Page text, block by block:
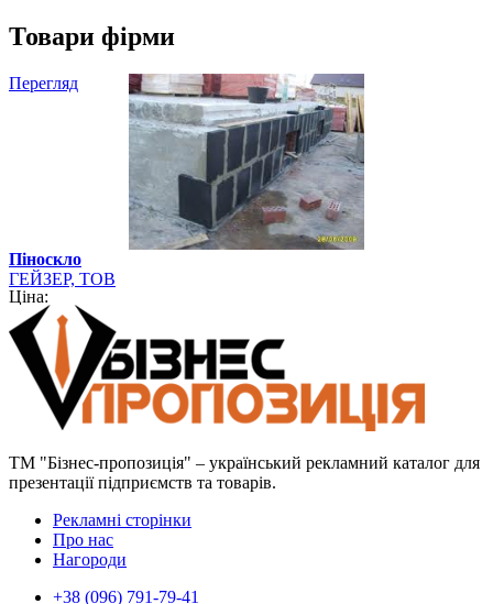
Товари фірми
Перегляд
Піноскло
ГЕЙЗЕР, ТОВ
Ціна:
ТМ "Бізнес-пропозиція" – український рекламний каталог для
презентації підприємств та товарів.
Рекламні сторінки
Про нас
Нагороди
+38 (096) 791-79-41